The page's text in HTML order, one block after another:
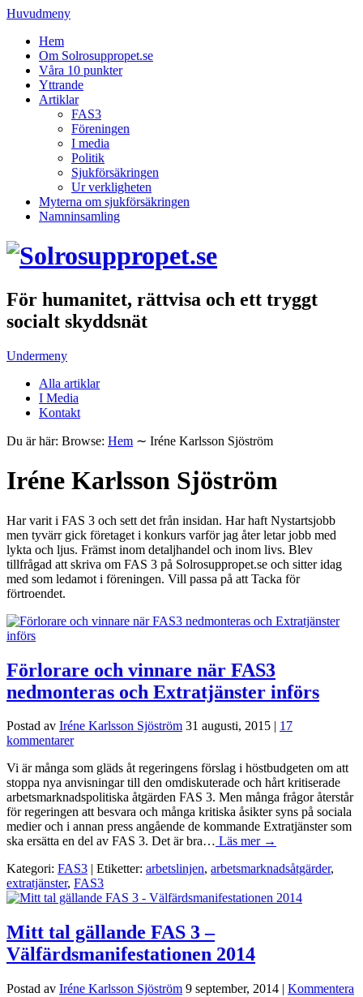
Huvudmeny
Hem
Om Solrosuppropet.se
Våra 10 punkter
Yttrande
Artiklar
FAS3
Föreningen
I media
Politik
Sjukförsäkringen
Ur verkligheten
Myterna om sjukförsäkringen
Namninsamling
För humanitet, rättvisa och ett tryggt
socialt skyddsnät
Undermeny
Alla artiklar
I Media
Kontakt
Du är här: Browse: Hem ∼ Iréne Karlsson Sjöström
Iréne Karlsson Sjöström
Har varit i FAS 3 och sett det från insidan. Har haft Nystartsjobb
men tyvärr gick företaget i konkurs varför jag åter letar jobb med
lykta och ljus. Främst inom detaljhandel och inom livs. Blev
tillfrågad att skriva om FAS 3 på Solrosuppropet.se och sitter idag
med som ledamot i föreningen. Vill passa på att Tacka för
förtroendet.
Förlorare och vinnare när FAS3
nedmonteras och Extratjänster införs
Postad av Iréne Karlsson Sjöström 31 augusti, 2015
17
kommentarer
Vi är många som gläds åt regeringens förslag i höstbudgeten om att
stoppa nya anvisningar till den omdiskuterade och hårt kritiserade
arbetsmarknadspolitiska åtgärden FAS 3. Men många frågor återstår
för regeringen att besvara och många kritiska åsikter syns på sociala
medier och i annan press angående de kommande Extratjänster som
ska ersätta en del av FAS 3. Det är bra… Läs mer →
Kategori: FAS3 | Etiketter: arbetslinjen, arbetsmarknadsåtgärder,
extratjänster, FAS3
Mitt tal gällande FAS 3 –
Välfärdsmanifestationen 2014
Postad av Iréne Karlsson Sjöström 9 september, 2014 | Kommentera